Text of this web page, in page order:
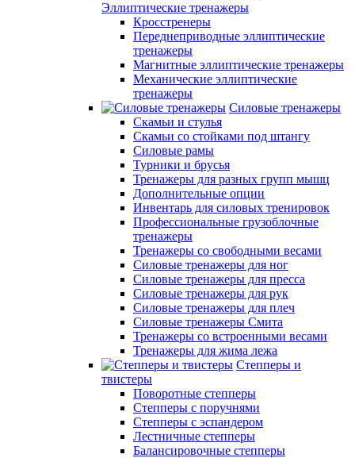
Эллиптические тренажеры
Кросстренеры
Переднеприводные эллиптические
тренажеры
Магнитные эллиптические тренажеры
Механические эллиптические
тренажеры
Силовые тренажеры
Скамьи и стулья
Скамьи со стойками под штангу
Силовые рамы
Турники и брусья
Тренажеры для разных групп мышц
Дополнительные опции
Инвентарь для силовых тренировок
Профессиональные грузоблочные
тренажеры
Тренажеры со свободными весами
Силовые тренажеры для ног
Силовые тренажеры для пресса
Силовые тренажеры для рук
Силовые тренажеры для плеч
Силовые тренажеры Смита
Тренажеры со встроенными весами
Тренажеры для жима лежа
Степперы и
твистеры
Поворотные степперы
Степперы с поручнями
Степперы с эспандером
Лестничные степперы
Балансировочные степперы